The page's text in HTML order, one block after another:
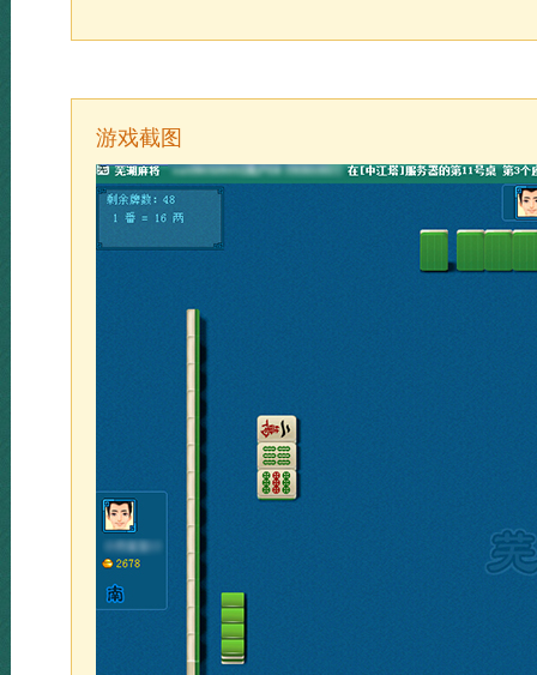
游戏截图